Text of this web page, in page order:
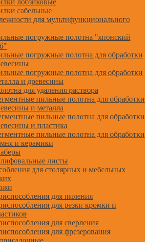
лобзиковые
сабельные
для мультифункционального
погружные полотна "японский
погружные полотна для обработки
погружные полотна для обработки
и древесины
для удаления раствора
пильные полотна для обработки
и металла
пильные полотна для обработки
и пластика
пильные полотна для обработки
и керамики
листы
для столярных и мебельных
для пиления
для резки кромки и
для сверления
для фрезерования